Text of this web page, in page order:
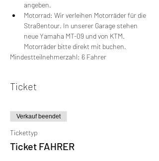
angeben.
Motorrad: Wir verleihen Motorräder für die
Straßentour. In unserer Garage stehen
neue Yamaha MT-09 und von KTM.
Motorräder bitte direkt mit buchen.
Mindestteilnehmerzahl: 6 Fahrer
Ticket
Verkauf beendet
Tickettyp
Ticket FAHRER